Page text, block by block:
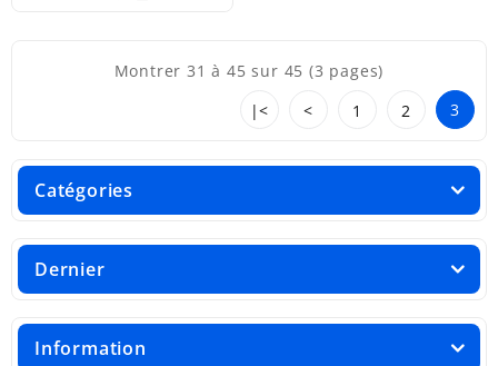
Montrer 31 à 45 sur 45 (3 pages)
|<
< 1 2 3
Catégories
Dernier
Information